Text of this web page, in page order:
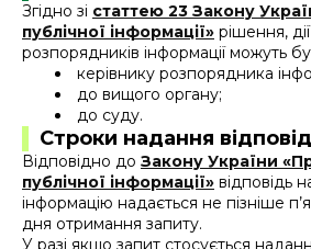
Згідно зі статтею 23 Закону
публічної інформації» рішення,
розпорядників інформації можуть
керівнику розпорядника
до вищого органу;
до суду.
Строки надання
Відповідно до Закону України
публічної інформації» відповідь
інформацію надається не пізніше
дня отримання запиту.
У разі якщо запит стосується